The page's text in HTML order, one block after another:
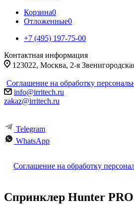
Корзина0
Отложенные0
+7 (495) 197-75-00
Контактная информация
123022, Москва, 2-я
Соглашение на обработку
info@irritech.ru
zakaz@irritech.ru
Telegram
WhatsApp
Соглашение на обработку
Спринклер Hunter